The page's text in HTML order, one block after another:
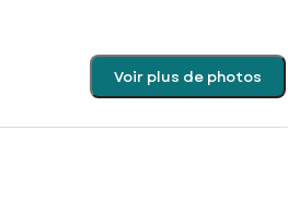
Voir plus de photos